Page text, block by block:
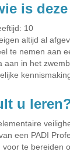
is
10
altijd al
te nemen aan
aan in het
u
een PADI
voor te bereiden